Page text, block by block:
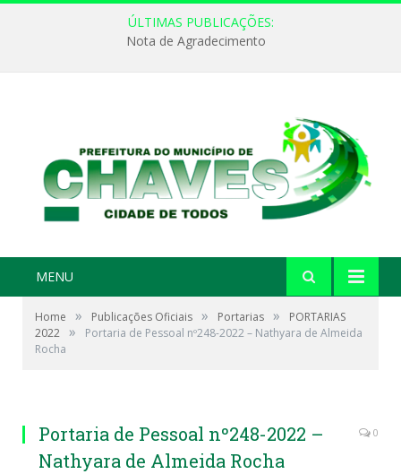
ÚLTIMAS PUBLICAÇÕES:
Nota de Agradecimento
MENU
Home » Publicações Oficiais » Portarias »
PORTARIAS
2022 »
Portaria de Pessoal nº248-2022 – Nathyara de Almeida
Rocha
Portaria de Pessoal nº248-2022 –
Nathyara de Almeida Rocha
0